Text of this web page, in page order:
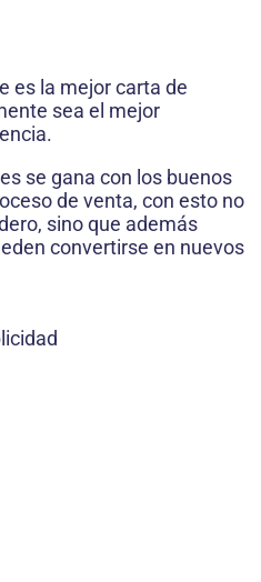
es la mejor carta de
sea el mejor
se gana con los buenos
de venta, con esto no
sino que además
convertirse en nuevos